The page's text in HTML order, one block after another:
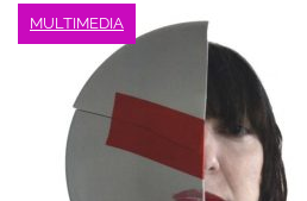
MULTIMEDIA